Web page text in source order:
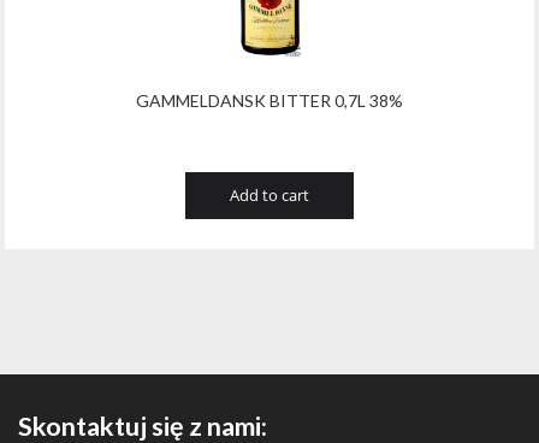
GAMMELDANSK BITTER 0,7L 38%
Add to cart
Skontaktuj się z nami: